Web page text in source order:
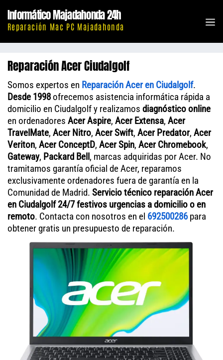
contenido
Informático Majadahonda 24h
Reparación Mac PC Majadahonda
Reparación Acer Ciudalgolf
Somos expertos en Reparación Acer en Ciudalgolf.
Desde 1998ofrecemos asistencia informática rápida a
domicilio en Ciudalgolf y realizamos diagnóstico online
en ordenadores Acer Aspire, Acer Extensa, Acer
TravelMate, Acer Nitro, Acer Swift, Acer Predator, Acer
Veriton, Acer ConceptD, Acer Spin, Acer Chromebook,
Gateway, Packard Bell, marcas adquiridas por Acer. No
tramitamos garantía oficial de Acer, reparamos
exclusivamente ordenadores fuera de garantía en la
Comunidad de Madrid. Servicio técnico reparación Acer
en Ciudalgolf 24/7 festivos urgencias a domicilio o en
remoto. Contacta con nosotros en el 692500286para
obtener gratis un presupuesto de reparación.